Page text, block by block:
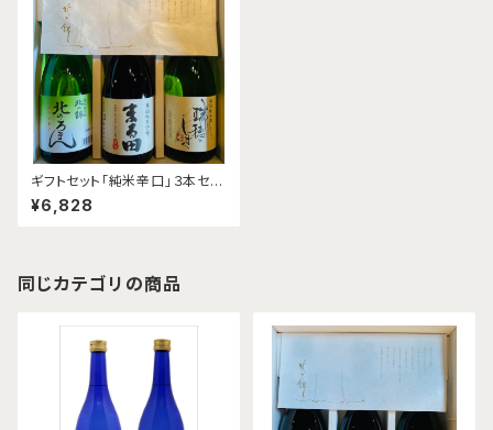
ギフトセット「純米辛口」３本セッ
ト
¥6,828
同じカテゴリの商品